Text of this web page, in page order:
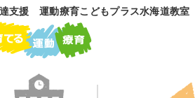
支援 運動療育こどもプラス水海道教室